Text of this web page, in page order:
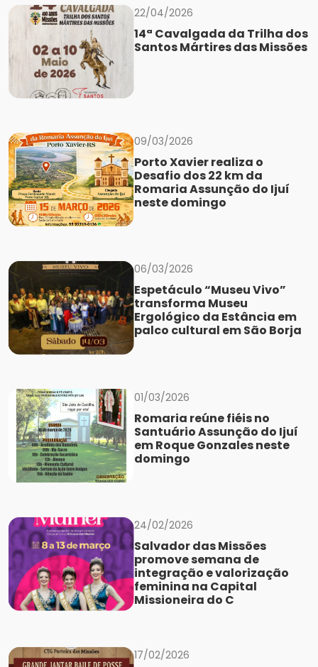
22/04/2026
14ª Cavalgada da Trilha dos
Santos Mártires das Missões
09/03/2026
Porto Xavier realiza o
Desafio dos 22 km da
Romaria Assunção do Ijuí
neste domingo
06/03/2026
Espetáculo “Museu Vivo”
transforma Museu
Ergológico da Estância em
palco cultural em São Borja
01/03/2026
Romaria reúne fiéis no
Santuário Assunção do Ijuí
em Roque Gonzales neste
domingo
24/02/2026
Salvador das Missões
promove semana de
integração e valorização
feminina na Capital
Missioneira do C
17/02/2026